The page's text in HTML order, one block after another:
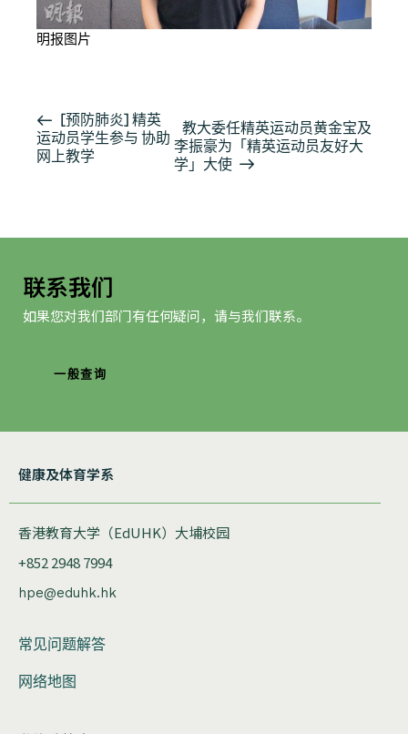
明报图片
活
动
导
[预防肺炎] 精英
运动员学生参与 协助
网上教学
教大委任精英运动员黄金宝及
李振豪为「精英运动员友好大
学」大使
联系我们
如果您对我们部门有任何疑问，请与我们联系。
一般查询
健康及体育学系
香港教育大学（EdUHK）大埔校园
+852 2948 7994
hpe@eduhk.hk
常见问题解答
网络地图